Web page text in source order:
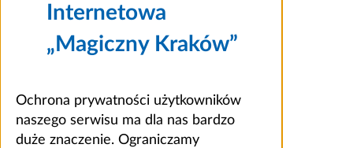
Internetowa
„Magiczny Kraków”
Ochrona prywatności użytkowników
naszego serwisu ma dla nas bardzo
duże znaczenie. Ograniczamy